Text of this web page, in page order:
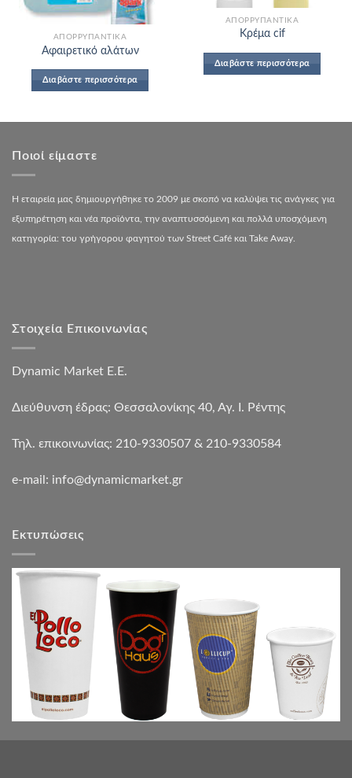
ΑΠΟΡΡΥΠΑΝΤΙΚΆ
Αφαιρετικό αλάτων
Διαβάστε περισσότερα
ΑΠΟΡΡΥΠΑΝΤΙΚΆ
Κρέμα cif
Διαβάστε περισσότερα
Ποιοί είμαστε
Η εταιρεία μας δημιουργήθηκε το 2009 με σκοπό να καλύψει τις ανάγκες για
εξυπηρέτηση και νέα προϊόντα, την αναπτυσσόμενη και πολλά υποσχόμενη
κατηγορία: του γρήγορου φαγητού των Street Café και Take Away.
Στοιχεία Επικοινωνίας
Dynamic Market Ε.Ε.
Διεύθυνση έδρας: Θεσσαλονίκης 40, Αγ. Ι. Ρέντης
Τηλ. επικοινωνίας: 210-9330507 & 210-9330584
e-mail: info@dynamicmarket.gr
Εκτυπώσεις